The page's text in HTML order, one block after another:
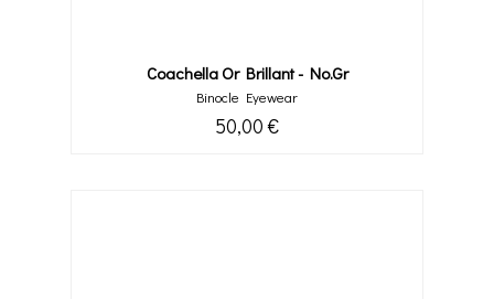
Coachella Or Brillant - No.gr
Binocle Eyewear
50,00 €